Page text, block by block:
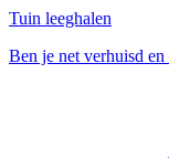
Tuin leeghalen
Ben je net verhuisd